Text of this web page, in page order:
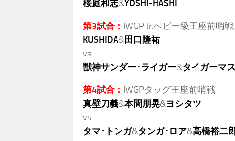
桜庭和志&YOSHI-HASHI
第3試合： IWGP Jr.ヘビー級王座前哨戦
KUSHIDA&田口隆祐
vs.
獣神サンダー･ライガー&タイガーマ
第4試合： IWGPタッグ王座前哨戦
真壁刀義&本間朋晃&ヨシタツ
vs.
タマ･トンガ&タンガ･ロア&高橋裕二